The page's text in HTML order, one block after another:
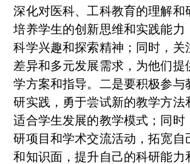
深化对医科、工科教育的理解和
培养学生的创新思维和实践能力
科学兴趣和探索精神 ； 同时， 关
差异和多元发展需求，为他们提
学方案和指导。 二是要积极参与
研实践 ， 勇于尝试新的教学方法
适合学生发展的教学模式 ； 同时
研项目和学术交流活动，拓宽自
和知识面 ，提升自己的科研能力